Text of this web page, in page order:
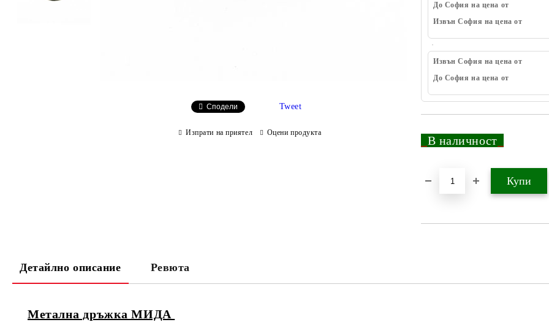
До София на цена от
Извън София на цена от
Извън София на цена от
До София на цена от
В наличност
Сподели Tweet
Изпрати на приятел Оцени продукта
Детайлно описание Ревюта
Метална дръжка МИДА